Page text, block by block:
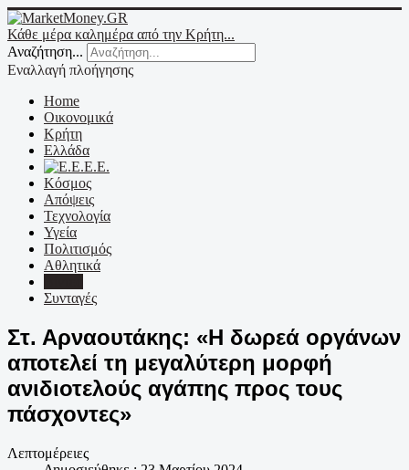
Κάθε μέρα καλημέρα από την Κρήτη...
Αναζήτηση...
Εναλλαγή πλοήγησης
Home
Οικονομικά
Κρήτη
Ελλάδα
Ε.Ε.
Κόσμος
Απόψεις
Τεχνολογία
Υγεία
Πολιτισμός
Αθλητικά
Συνταγές
Στ. Αρναουτάκης: «Η δωρεά οργάνων
αποτελεί τη μεγαλύτερη μορφή
ανιδιοτελούς αγάπης προς τους
πάσχοντες»
Λεπτομέρειες